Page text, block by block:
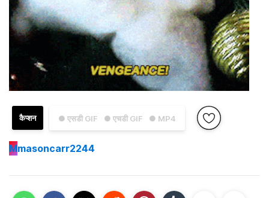
● एसडी GIF ● एचडी GIF ● MP4
कैप्शन
Mmasoncarr2244